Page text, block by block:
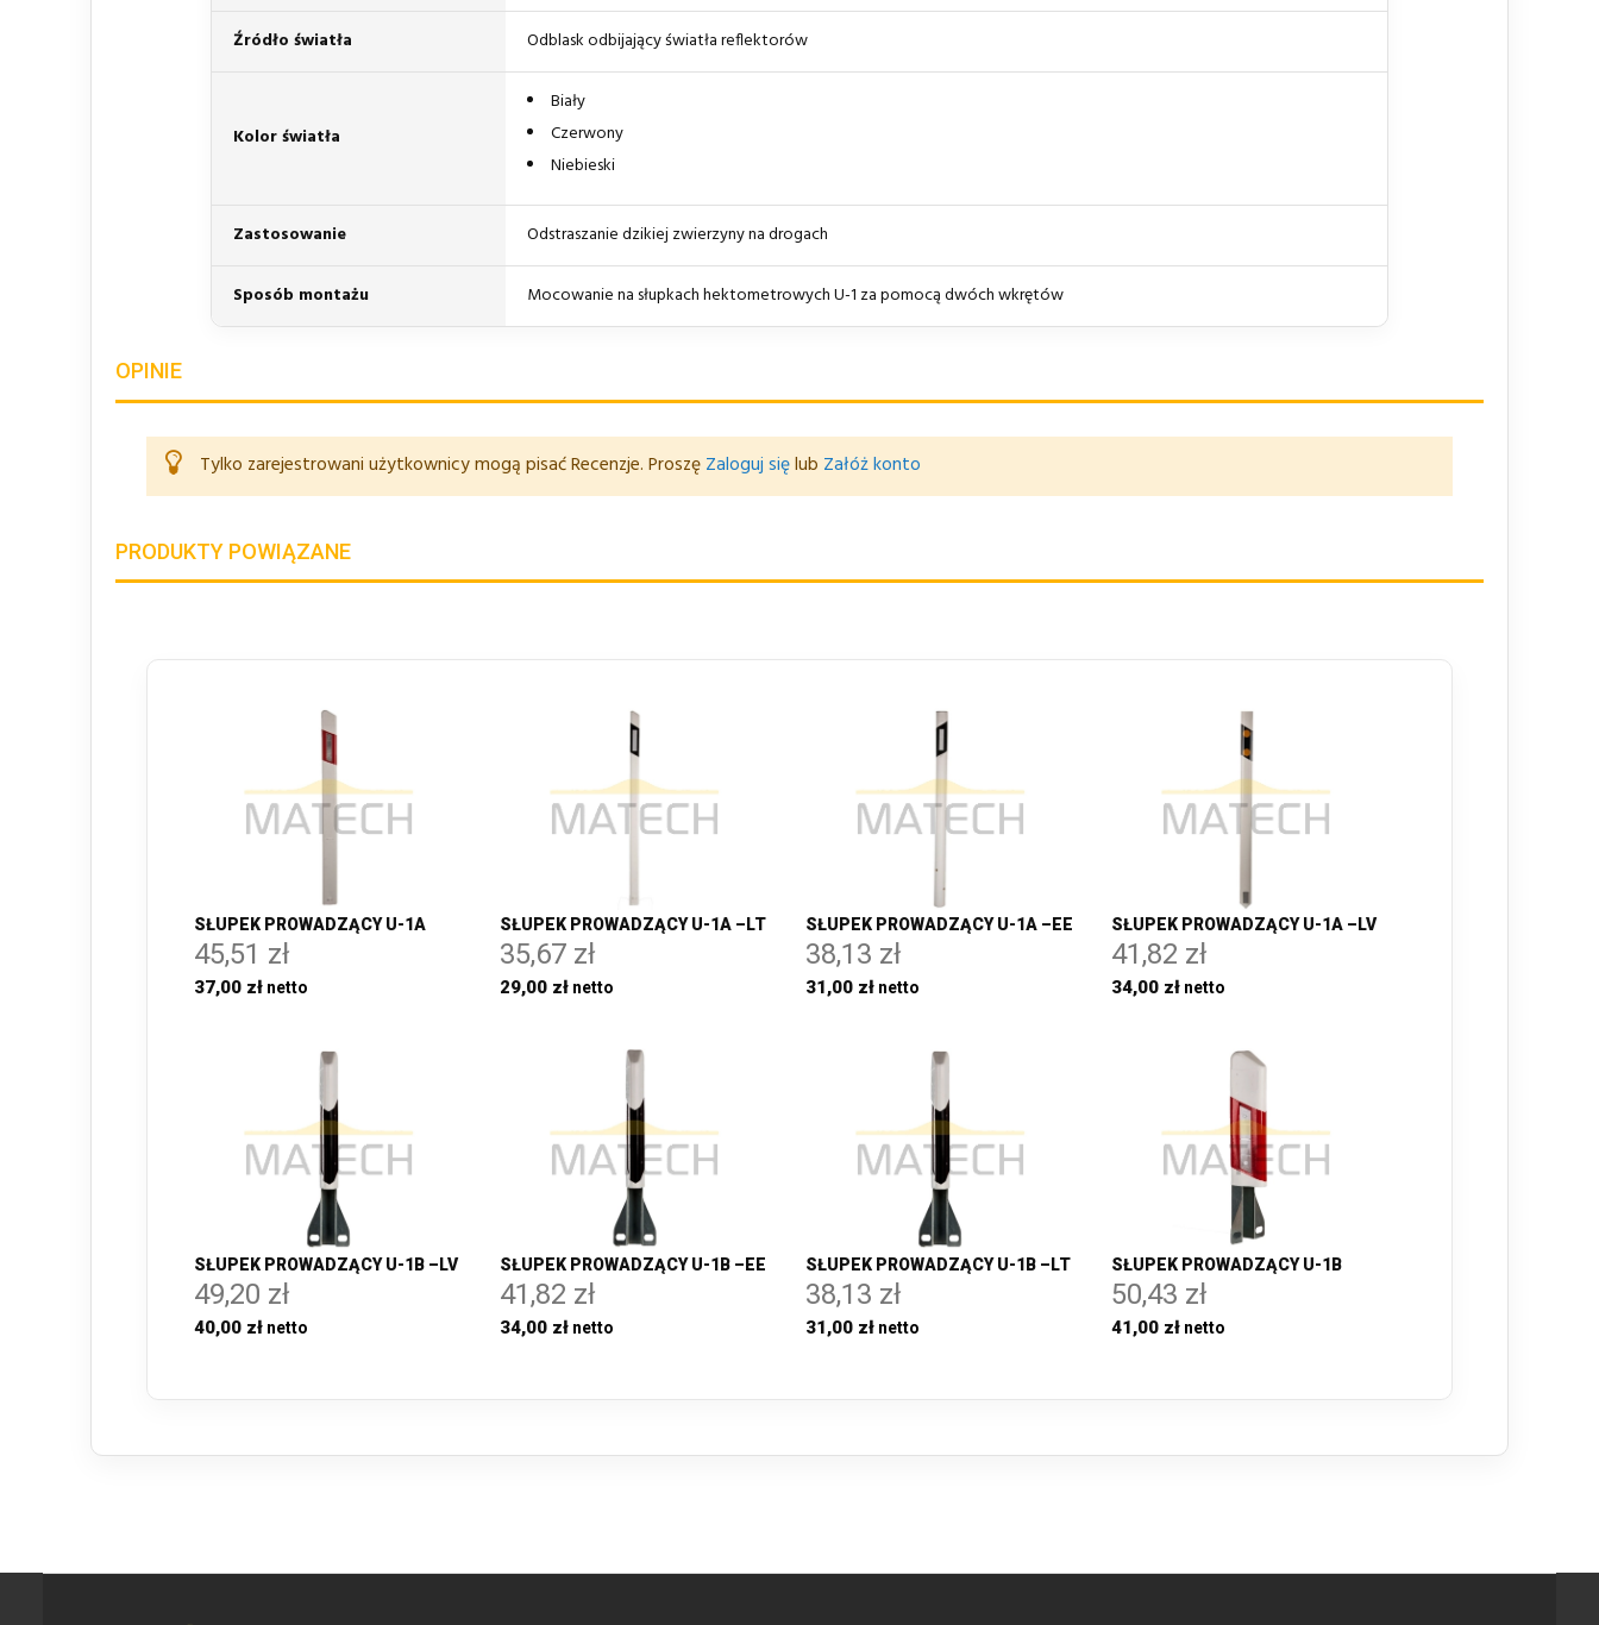
Źródło światła Odblask odbijający światła reflektorów
Kolor światła
Biały
Czerwony
Niebieski
Zastosowanie Odstraszanie dzikiej zwierzyny na drogach
Sposób montażu Mocowanie na słupkach hektometrowych U-1 za pomocą dwóch wkrętów
OPINIE
Tylko zarejestrowani użytkownicy mogą pisać Recenzje. Proszę Zaloguj sięlub Załóż konto
PRODUKTY POWIĄZANE
SŁUPEK PROWADZĄCY U-1A
45,51 zł
37,00 zł
SŁUPEK PROWADZĄCY U-1A –LT
35,67 zł
29,00 zł
SŁUPEK PROWADZĄCY U-1A –EE
38,13 zł
31,00 zł
SŁUPEK PROWADZĄCY U-1A –LV
41,82 zł
34,00 zł
SŁUPEK PROWADZĄCY U-1B –LV
49,20 zł
40,00 zł
SŁUPEK PROWADZĄCY U-1B –EE
41,82 zł
34,00 zł
SŁUPEK PROWADZĄCY U-1B –LT
38,13 zł
31,00 zł
SŁUPEK PROWADZĄCY U-1B
50,43 zł
41,00 zł